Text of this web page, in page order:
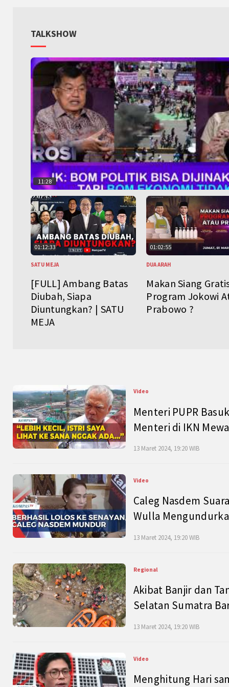
TALKSHOW
11:28
01:12:33
SATU MEJA
[FULL] Ambang Batas
Diubah, Siapa
Diuntungkan? | SATU
MEJA
01:02:55
DUA ARAH
Makan Siang
Program Jokowi
Prabowo ?
Video
Menteri PUPR
Menteri di IKN
13 Maret 2024, 19:20 WIB
Video
Caleg Nasdem
Wulla
13 Maret 2024, 19:20 WIB
Regional
Akibat Banjir dan
Selatan Sumatra
13 Maret 2024, 19:20 WIB
Video
Menghitung Hari